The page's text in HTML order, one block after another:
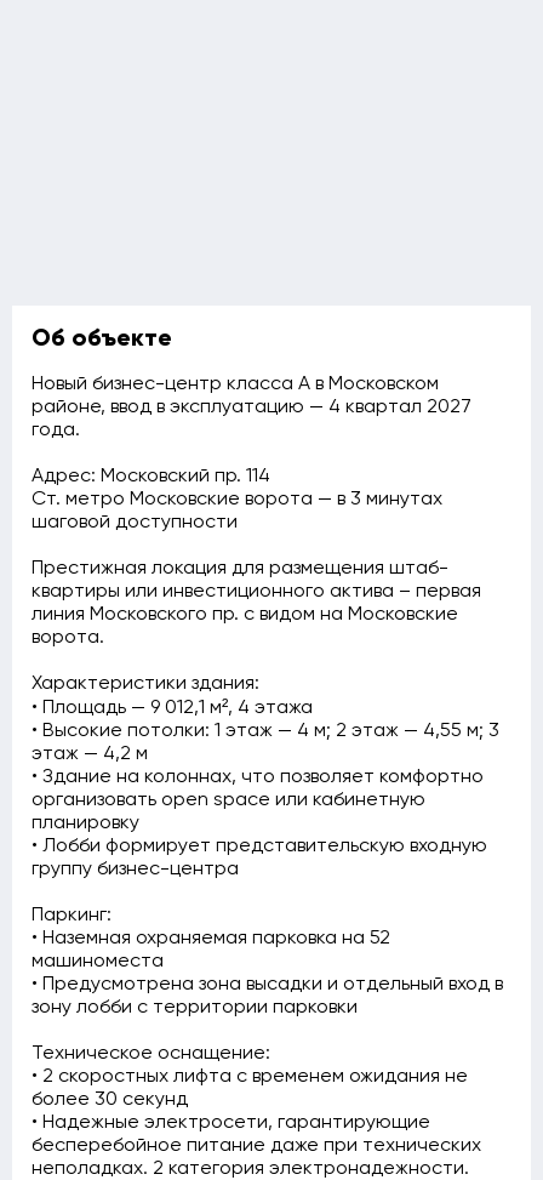
Об объекте
Новый бизнес-центр класса А в Московском
районе, ввод в эксплуатацию — 4 квартал 2027
года.
Адрес: Московский пр. 114
Ст. метро Московские ворота — в 3 минутах
шаговой доступности
Престижная локация для размещения штаб-
квартиры или инвестиционного актива – первая
линия Московского пр. с видом на Московские
ворота.
Характеристики здания:
• Площадь — 9 012,1 м², 4 этажа
• Высокие потолки: 1 этаж — 4 м; 2 этаж — 4,55 м; 3
этаж — 4,2 м
• Здание на колоннах, что позволяет комфортно
организовать open space или кабинетную
планировку
• Лобби формирует представительскую входную
группу бизнес-центра
Паркинг:
• Наземная охраняемая парковка на 52
машиноместа
• Предусмотрена зона высадки и отдельный вход в
зону лобби с территории парковки
Техническое оснащение:
• 2 скоростных лифта с временем ожидания не
более 30 секунд
• Надежные электросети, гарантирующие
бесперебойное питание даже при технических
неполадках. 2 категория электронадежности.